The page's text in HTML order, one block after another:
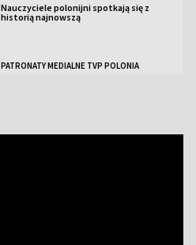
Nauczyciele polonijni spotkają się z
historią najnowszą
PATRONATY MEDIALNE TVP POLONIA